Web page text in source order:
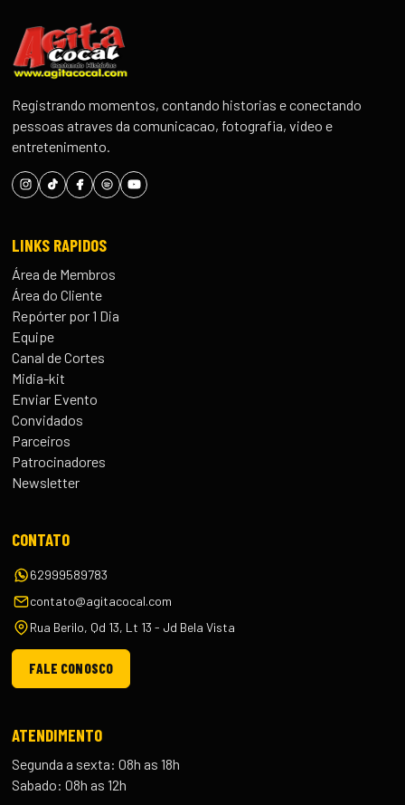
Registrando momentos, contando historias e conectando
pessoas atraves da comunicacao, fotografia, video e
entretenimento.
LINKS RAPIDOS
Área de Membros
Área do Cliente
Repórter por 1 Dia
Equipe
Canal de Cortes
Midia-kit
Enviar Evento
Convidados
Parceiros
Patrocinadores
Newsletter
CONTATO
62999589783
contato@agitacocal.com
Rua Berilo, Qd 13, Lt 13 - Jd Bela Vista
FALE CONOSCO
ATENDIMENTO
Segunda a sexta: 08h as 18h
Sabado: 08h as 12h